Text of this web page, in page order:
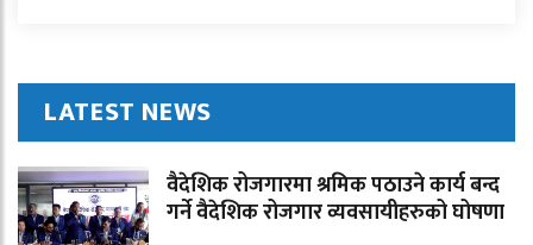
LATEST NEWS
वैदेशिक रोजगारमा श्रमिक पठाउने कार्य बन्द
गर्ने वैदेशिक रोजगार व्यवसायीहरुको घोषणा